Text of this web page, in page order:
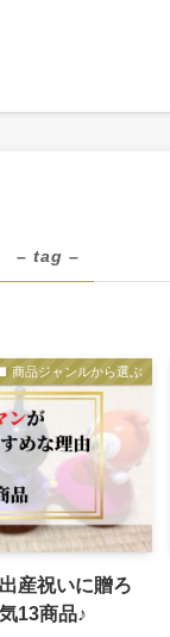
– tag –
商品ジャンルから選ぶ
産祝いに贈ろ
13商品♪